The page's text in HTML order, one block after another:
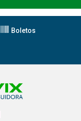
Boletos